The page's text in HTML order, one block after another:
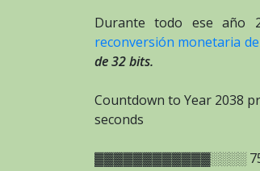
Durante todo ese año
reconversión monetaria
de 32 bits.
Countdown to Year 2038
seconds
▓▓▓▓▓▓▓▓▓▓▓▓░░░░